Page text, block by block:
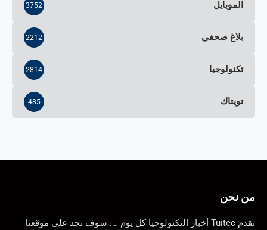
الموبايل 3752
بلاغ صحفي 2212
تكنولوجيا 2814
تويتاك 485
من نحن
تقدم Tuitec أخبار التكنولوجيا كل يوم …. سوف تجد على موقعنا